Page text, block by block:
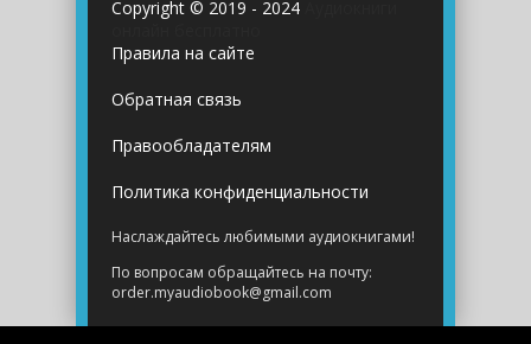
Copyright © 2019 - 2024
Правила на сайте
Обратная связь
Правообладателям
Политика конфиденциальности
Наслаждайтесь любимыми аудиокнигами!
По вопросам обращайтесь на почту:
order.myaudiobook@gmail.com